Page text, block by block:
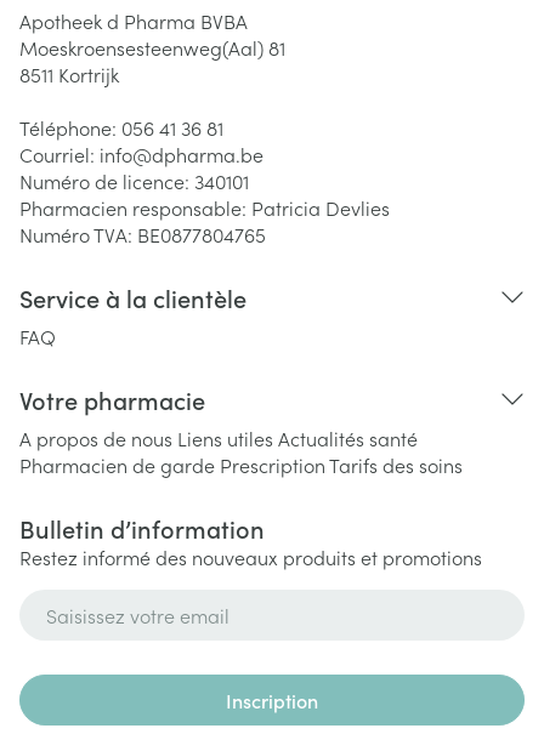
Apotheek d Pharma BVBA
Moeskroensesteenweg(Aal) 81
8511 Kortrijk
Téléphone: 056 41 36 81
Courriel: info@dpharma.be
Numéro de licence: 340101
Pharmacien responsable: Patricia Devlies
Numéro TVA: BE0877804765
Service à la clientèle
FAQ
Votre pharmacie
A propos de nous Liens utiles Actualités santé
Pharmacien de garde PrescriptionTarifs des soins
Bulletin d’information
Restez informé des nouveaux produits et promotions
Inscription